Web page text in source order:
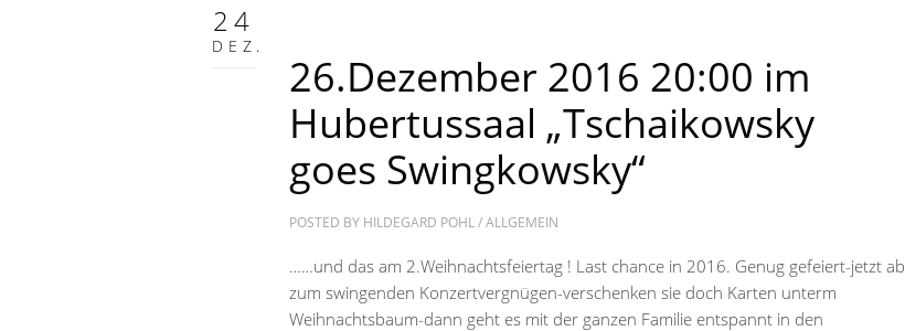
24
DEZ.
26.Dezember 2016 20:00 im
Hubertussaal „Tschaikowsky
goes Swingkowsky“
POSTED BY HILDEGARD POHL/ALLGEMEIN
……und das am 2.Weihnachtsfeiertag ! Last chance in 2016. Genug gefeiert-jetzt ab
zum swingenden Konzertvergnügen-verschenken sie doch Karten unterm
Weihnachtsbaum-dann geht es mit der ganzen Familie entspannt in den